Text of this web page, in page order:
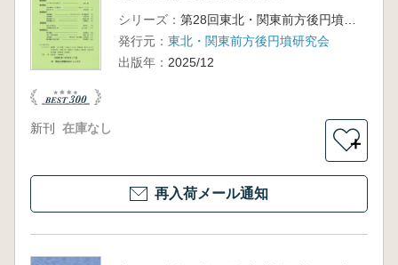
シリーズ：
第28回東北・関東前方後円墳研究会大会
発行元： 東北・関東前方後円墳研究会
出版年： 2025/12
新刊 在庫なし
＋
再入荷メール通知